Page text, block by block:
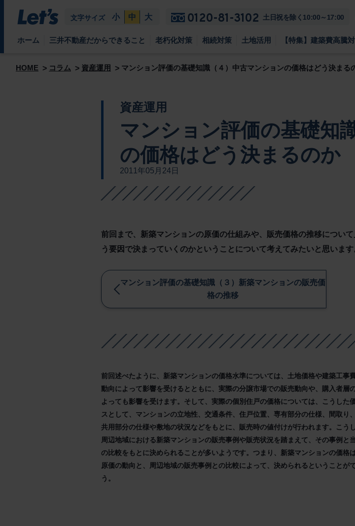
文字サイズ 小 中 大 0120-81-3102 土日祝を除く10:00～17:00
ホーム 三井不動産だからできること 老朽化対策 相続対策 土地活用 【特集】建築費高騰
HOME コラム 資産運用 マンション評価の基礎知識（４）中古マンションの価格はどう決まる
資産運用
マンション評価の基礎知
の価格はどう決まるのか
2011年05月24日
前回まで、新築マンションの原価の仕組みや、販売価格の推移につい
う要因で決まっていくのかということについて考えてみたいと思います
マンション評価の基礎知識（３）新築マンションの販売価
格の推移
前回述べたように、新築マンションの価格水準については、土地価格や建築工事
動向によって影響を受けるとともに、実際の分譲市場での販売動向や、購入者層
よっても影響を受けます。そして、実際の個別住戸の価格については、こうした
スとして、マンションの立地性、交通条件、住戸位置、専有部分の仕様、間取り
共用部分の仕様や敷地の状況などをもとに、販売時の値付けが行われます。こう
周辺地域における新築マンションの販売事例や販売状況を踏まえて、その事例と
の比較をもとに決められることが多いようです。つまり、新築マンションの価格
原価の動向と、周辺地域の販売事例との比較によって、決められるということが
う。